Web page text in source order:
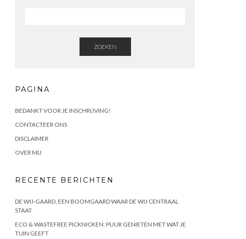
ZOEKEN
PAGINA
BEDANKT VOOR JE INSCHRIJVING!
CONTACTEER ONS
DISCLAIMER
OVER MIJ
RECENTE BERICHTEN
DE WIJ-GAARD, EEN BOOMGAARD WAAR DE WIJ CENTRAAL
STAAT
ECO & WASTEFREE PICKNICKEN: PUUR GENIETEN MET WAT JE
TUIN GEEFT